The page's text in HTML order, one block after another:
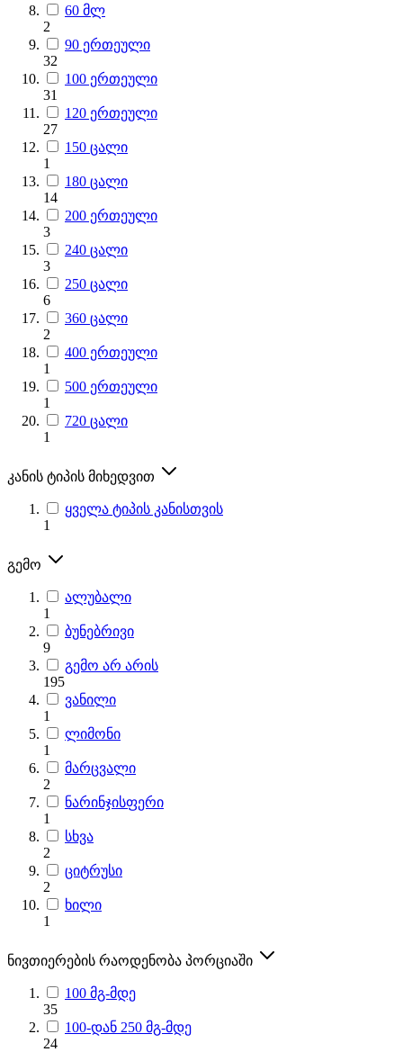
60 მლ
2
90 ერთეული
32
100 ერთეული
31
120 ერთეული
27
150 ცალი
1
180 ცალი
14
200 ერთეული
3
240 ცალი
3
250 ცალი
6
360 ცალი
2
400 ერთეული
1
500 ერთეული
1
720 ცალი
1
კანის ტიპის მიხედვით
ყველა ტიპის კანისთვის
1
გემო
ალუბალი
1
ბუნებრივი
9
გემო არ არის
195
ვანილი
1
ლიმონი
1
მარცვალი
2
ნარინჯისფერი
1
სხვა
2
ციტრუსი
2
ხილი
1
ნივთიერების რაოდენობა პორციაში
100 მგ-მდე
35
100-დან 250 მგ-მდე
24